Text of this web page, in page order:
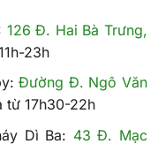
126 Đ. Hai Bà Trưng,
23h
Đường Đ. Ngô Văn
17h30-22h
Dì Ba: 43 Đ. Mạc